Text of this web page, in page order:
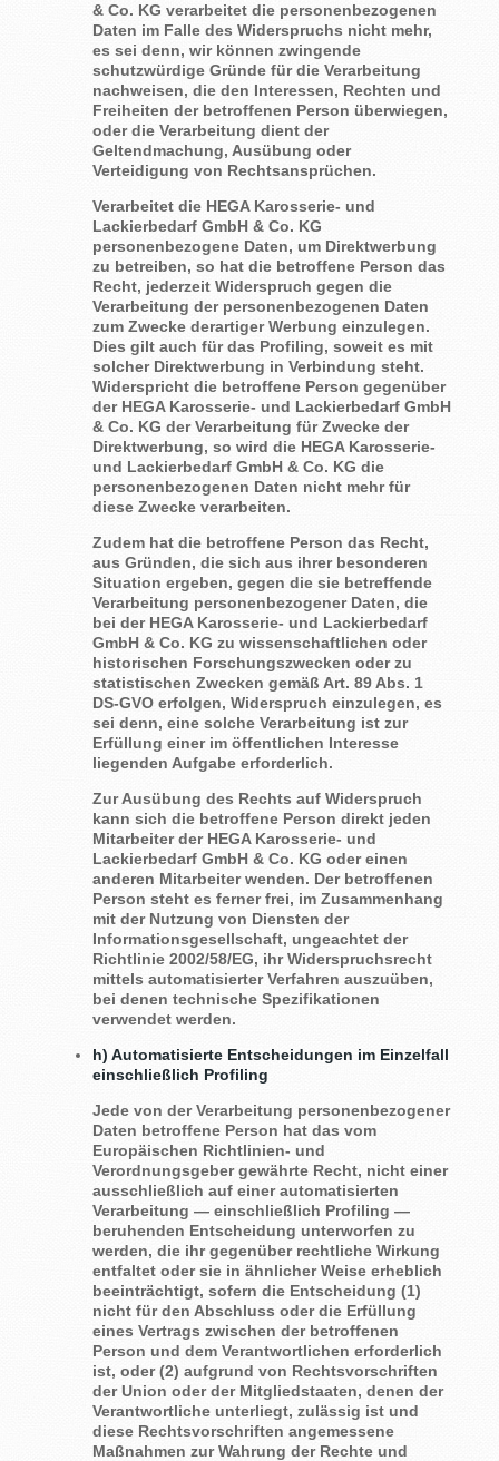
& Co. KG verarbeitet die personenbezogenen
Daten im Falle des Widerspruchs nicht mehr,
es sei denn, wir können zwingende
schutzwürdige Gründe für die Verarbeitung
nachweisen, die den Interessen, Rechten und
Freiheiten der betroffenen Person überwiegen,
oder die Verarbeitung dient der
Geltendmachung, Ausübung oder
Verteidigung von Rechtsansprüchen.
Verarbeitet die HEGA Karosserie- und
Lackierbedarf GmbH & Co. KG
personenbezogene Daten, um Direktwerbung
zu betreiben, so hat die betroffene Person das
Recht, jederzeit Widerspruch gegen die
Verarbeitung der personenbezogenen Daten
zum Zwecke derartiger Werbung einzulegen.
Dies gilt auch für das Profiling, soweit es mit
solcher Direktwerbung in Verbindung steht.
Widerspricht die betroffene Person gegenüber
der HEGA Karosserie- und Lackierbedarf GmbH
& Co. KG der Verarbeitung für Zwecke der
Direktwerbung, so wird die HEGA Karosserie-
und Lackierbedarf GmbH & Co. KG die
personenbezogenen Daten nicht mehr für
diese Zwecke verarbeiten.
Zudem hat die betroffene Person das Recht,
aus Gründen, die sich aus ihrer besonderen
Situation ergeben, gegen die sie betreffende
Verarbeitung personenbezogener Daten, die
bei der HEGA Karosserie- und Lackierbedarf
GmbH & Co. KG zu wissenschaftlichen oder
historischen Forschungszwecken oder zu
statistischen Zwecken gemäß Art. 89 Abs. 1
DS-GVO erfolgen, Widerspruch einzulegen, es
sei denn, eine solche Verarbeitung ist zur
Erfüllung einer im öffentlichen Interesse
liegenden Aufgabe erforderlich.
Zur Ausübung des Rechts auf Widerspruch
kann sich die betroffene Person direkt jeden
Mitarbeiter der HEGA Karosserie- und
Lackierbedarf GmbH & Co. KG oder einen
anderen Mitarbeiter wenden. Der betroffenen
Person steht es ferner frei, im Zusammenhang
mit der Nutzung von Diensten der
Informationsgesellschaft, ungeachtet der
Richtlinie 2002/58/EG, ihr Widerspruchsrecht
mittels automatisierter Verfahren auszuüben,
bei denen technische Spezifikationen
verwendet werden.
h) Automatisierte Entscheidungen im Einzelfall
einschließlich Profiling
Jede von der Verarbeitung personenbezogener
Daten betroffene Person hat das vom
Europäischen Richtlinien- und
Verordnungsgeber gewährte Recht, nicht einer
ausschließlich auf einer automatisierten
Verarbeitung — einschließlich Profiling —
beruhenden Entscheidung unterworfen zu
werden, die ihr gegenüber rechtliche Wirkung
entfaltet oder sie in ähnlicher Weise erheblich
beeinträchtigt, sofern die Entscheidung (1)
nicht für den Abschluss oder die Erfüllung
eines Vertrags zwischen der betroffenen
Person und dem Verantwortlichen erforderlich
ist, oder (2) aufgrund von Rechtsvorschriften
der Union oder der Mitgliedstaaten, denen der
Verantwortliche unterliegt, zulässig ist und
diese Rechtsvorschriften angemessene
Maßnahmen zur Wahrung der Rechte und